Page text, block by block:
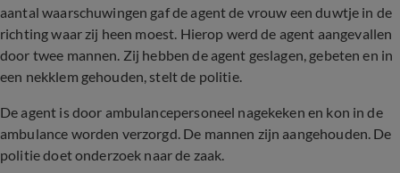
aantal waarschuwingen gaf de agent de vrouw een duwtje in de
richting waar zij heen moest. Hierop werd de agent aangevallen
door twee mannen. Zij hebben de agent geslagen, gebeten en in
een nekklem gehouden, stelt de politie.
De agent is door ambulancepersoneel nagekeken en kon in de
ambulance worden verzorgd. De mannen zijn aangehouden. De
politie doet onderzoek naar de zaak.